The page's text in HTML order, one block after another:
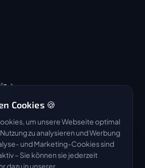
4.9 / 5
★★★★★
Cookies 🍪
um unsere Webseite optimal
zu analysieren und Werbung
und Marketing-Cookies sind
– Sie können sie jederzeit
dazu in unserer